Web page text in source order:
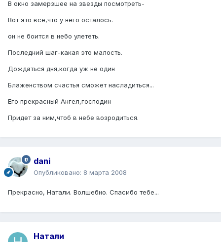
В окно замерзшее на звезды посмотреть-
Вот это все,что у него осталось.
он не боится в небо улететь.
Последний шаг-какая это малость.
Дождаться дня,когда уж не один
Блаженством счастья сможет насладиться...
Его прекрасный Ангел,господин
Придет за ним,чтоб в небе возродиться.
dani
Опубликовано: 8 марта 2008
Прекрасно, Натали. Волшебно. Спасибо тебе...
Натали